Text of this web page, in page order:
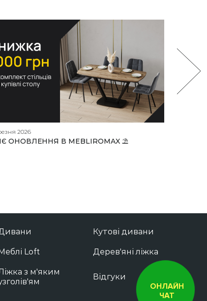
2026
ОНОВЛЕННЯ В MEBLIROMAX ⛱️
Кутові дивани
Меблі Loft Дерев'яні ліжка
з м'яким
Відгуки
ОНЛАЙН
ЧАТ